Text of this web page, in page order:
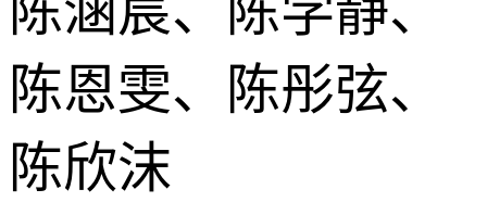
陈恩雯、陈彤弦、
陈欣沫